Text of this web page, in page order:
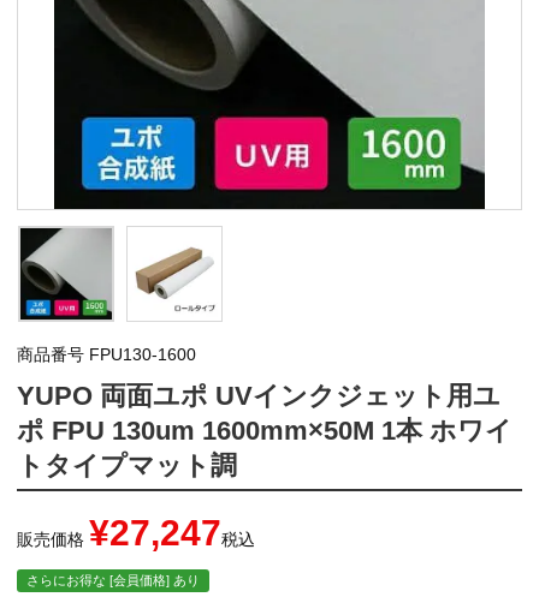
商品番号 FPU130-1600
YUPO 両面ユポ UVインクジェット用ユ
ポ FPU 130um 1600mm×50M 1本 ホワイ
トタイプマット調
販売価格 ¥27,247税込
さらにお得な [会員価格] あり